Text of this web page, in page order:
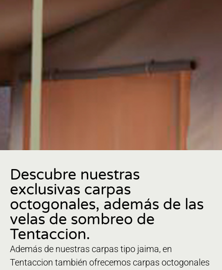
Descubre nuestras
exclusivas carpas
octogonales, además de las
velas de sombreo de
Tentaccion.
Además de nuestras carpas tipo jaima, en
Tentaccion también ofrecemos carpas octogonales